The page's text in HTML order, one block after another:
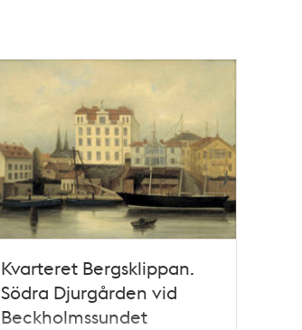
Kvarteret Bergsklippan.
Södra Djurgården vid
Beckholmssundet